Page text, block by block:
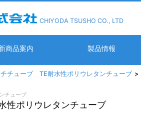
CHIYODA TSUSHO CO., LTD
商品案内 製品情報
チューブ TE耐水性ポリウレタンチューブ
チューブ
性ポリウレタンチューブ